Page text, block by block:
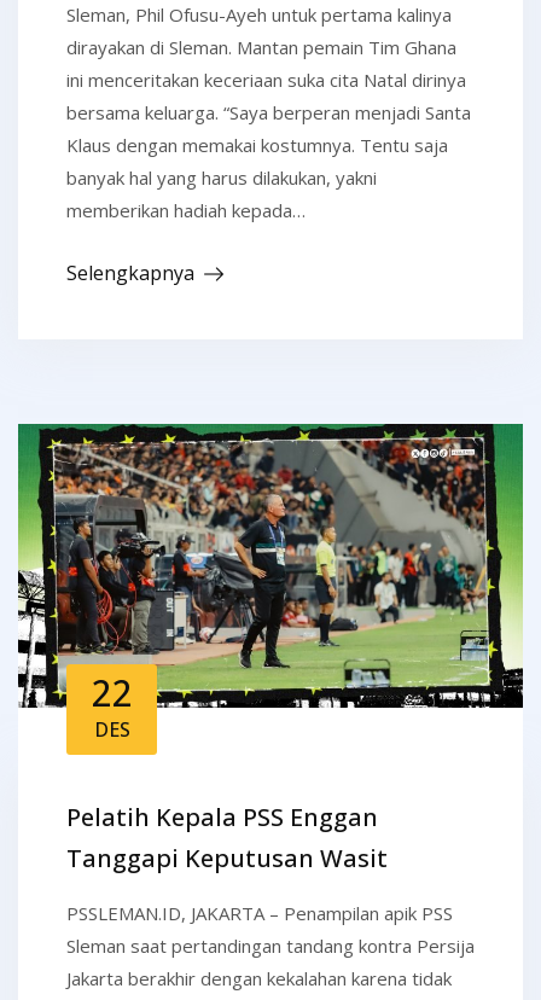
Sleman, Phil Ofusu-Ayeh untuk pertama kalinya
dirayakan di Sleman. Mantan pemain Tim Ghana
ini menceritakan keceriaan suka cita Natal dirinya
bersama keluarga. “Saya berperan menjadi Santa
Klaus dengan memakai kostumnya. Tentu saja
banyak hal yang harus dilakukan, yakni
memberikan hadiah kepada…
Selengkapnya
22
DES
Pelatih Kepala PSS Enggan
Tanggapi Keputusan Wasit
PSSLEMAN.ID, JAKARTA – Penampilan apik PSS
Sleman saat pertandingan tandang kontra Persija
Jakarta berakhir dengan kekalahan karena tidak